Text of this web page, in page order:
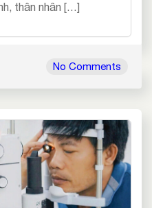
thân nhân […]
No Comments